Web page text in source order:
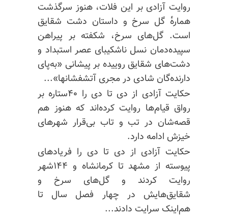
روایت آزادی بر این فلات، هنوز سرگذشت
هماره‌ٔ گل سرخ و داستان دشت شقایق
است. گل‌های سرخ، شکفته بر پیراهن
سپیده‌دمان نسل ناشکیبای عصر استبداد و
دشت‌های شقایق روییده بر پیشانی «به‌پای
دارنده‌گان شادی در مجری آتشفشانها»...
حکایت آزادی از دی تا دی را ۴۰ستاره بر
رواق قیام‌ها روایت کرده‌اند که هنوز هم
قصه‌شان در تب و تاب بی‌قرار شهرهای
خیزش ادامه دارد.
حکایت آزادی از دی تا دی را فریادهای
پیوسته از مشهد تا کرمانشاه و ۱۴۴شهر
روایت کردند و گل‌های سرخ و
شقایق‌هایش در چهار فصل سال تا
هم‌اینک سرایت دادند...